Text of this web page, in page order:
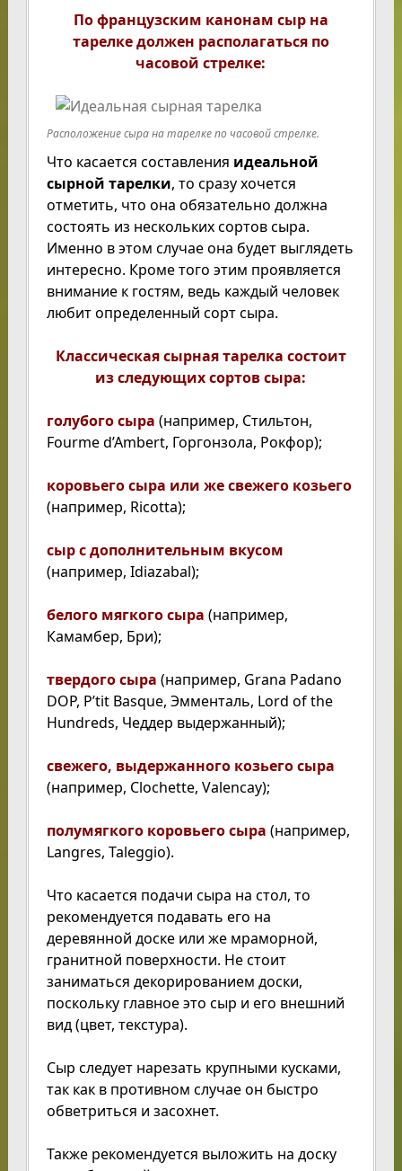
По французским канонам сыр на
тарелке должен располагаться по
часовой стрелке:
Расположение сыра на тарелке по часовой стрелке.
Что касается составления идеальной
сырной тарелки, то сразу хочется
отметить, что она обязательно должна
состоять из нескольких сортов сыра.
Именно в этом случае она будет выглядеть
интересно. Кроме того этим проявляется
внимание к гостям, ведь каждый человек
любит определенный сорт сыра.
Классическая сырная тарелка состоит
из следующих сортов сыра:
голубого сыра (например, Стильтон,
Fourme d’Ambert, Горгонзола, Рокфор);
коровьего сыра или же свежего козьего
(например, Ricotta);
сыр с дополнительным вкусом
(например, Idiazabal);
белого мягкого сыра (например,
Камамбер, Бри);
твердого сыра (например, Grana Padano
DOP, P’tit Basque, Эмменталь, Lord of the
Hundreds, Чеддер выдержанный);
свежего, выдержанного козьего сыра
(например, Clochette, Valencay);
полумягкого коровьего сыра (например,
Langres, Taleggio).
Что касается подачи сыра на стол, то
рекомендуется подавать его на
деревянной доске или же мраморной,
гранитной поверхности. Не стоит
заниматься декорированием доски,
поскольку главное это сыр и его внешний
вид (цвет, текстура).
Сыр следует нарезать крупными кусками,
так как в противном случае он быстро
обветриться и засохнет.
Также рекомендуется выложить на доску